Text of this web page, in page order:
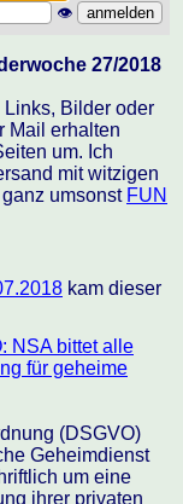
👁
27/2018
Bilder oder
Mail erhalten
um. Ich
mit witzigen
umsonst FUN
kam dieser
NSA bittet alle
für geheime
(DSGVO)
Geheimdienst
um eine
ihrer privaten